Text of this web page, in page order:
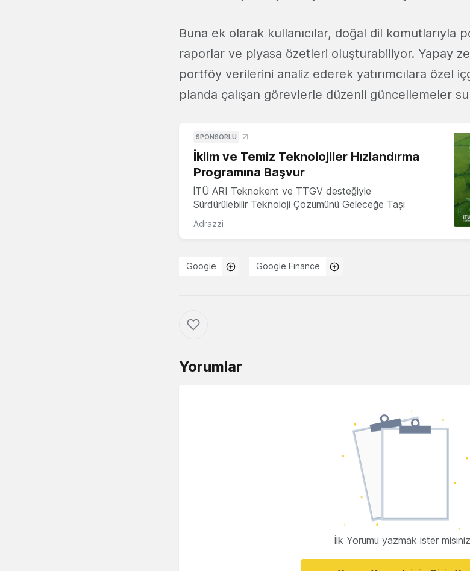
Buna ek olarak kullanıcılar, doğal dil komutlarıyla
raporlar ve piyasa özetleri oluşturabiliyor. Yapay
portföy verilerini analiz ederek yatırımcılara özel
planda çalışan görevlerle düzenli güncellemeler
SPONSORLU
İklim ve Temiz Teknolojiler Hızlandırma
Programına Başvur
İTÜ ARI Teknokent ve TTGV desteğiyle
Sürdürülebilir Teknoloji Çözümünü Geleceğe Taşı
Adrazzi
Google Google Finance
Yorumlar
İlk Yorumu yazmak ister